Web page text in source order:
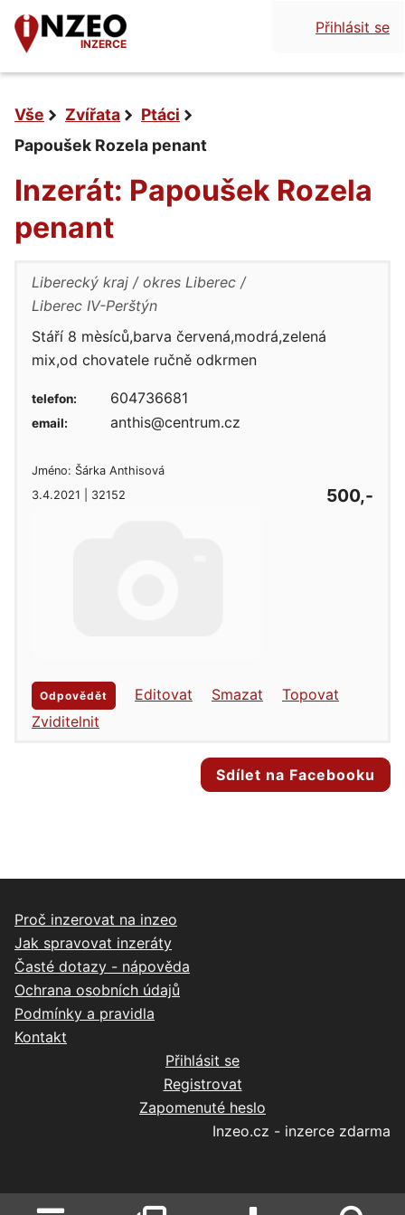
INZERCE
Přihlásit se
Vše Zvířata
Ptáci
Papoušek Rozela penant
Inzerát: Papoušek Rozela
penant
Liberecký kraj
okres Liberec
Liberec IV-Perštýn
Stáří 8 mèsíců,barva červená,modrá,zelená
mix,od chovatele ručně odkrmen
Jméno: Šárka Anthisová
3.4.2021 | 32152
500,-
telefon: 604736681
email: anthis@centrum.cz
Odpovědět Editovat Smazat
Topovat
Zviditelnit
Sdílet na Facebooku
Proč inzerovat na inzeo
Jak spravovat inzeráty
Časté dotazy - nápověda
Ochrana osobních údajů
Podmínky a pravidla
Kontakt
Přihlásit se
Registrovat
Zapomenuté heslo
Inzeo.cz - inzerce zdarma